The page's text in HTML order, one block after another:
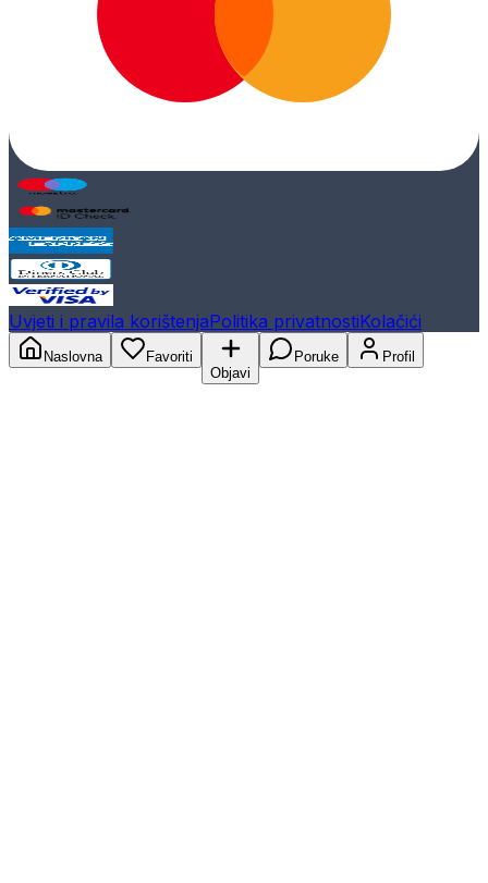
Uvjeti i pravila korištenjaPolitika privatnostiKolačići
Naslovna
Favoriti
Objavi
Poruke Profil